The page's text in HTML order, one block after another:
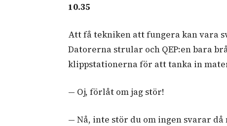
10.35
Att få tekniken att fungera kan vara
Datorerna strular och QEP:en bara
klippstationerna för att tanka in
— Oj, förlåt om jag stör!
— Nå, inte stör du om ingen svarar